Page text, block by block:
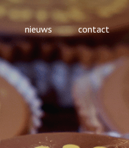
nieuws contact